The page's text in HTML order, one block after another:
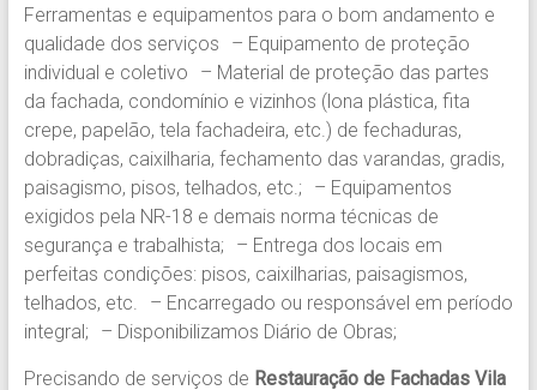
Ferramentas e equipamentos para o bom andamento e
qualidade dos serviços – Equipamento de proteção
individual e coletivo – Material de proteção das partes
da fachada, condomínio e vizinhos (lona plástica, fita
crepe, papelão, tela fachadeira, etc.) de fechaduras,
dobradiças, caixilharia, fechamento das varandas, gradis,
paisagismo, pisos, telhados, etc.; – Equipamentos
exigidos pela NR-18 e demais norma técnicas de
segurança e trabalhista; – Entrega dos locais em
perfeitas condições: pisos, caixilharias, paisagismos,
telhados, etc. – Encarregado ou responsável em período
integral; – Disponibilizamos Diário de Obras;
Precisando de serviços de Restauração de Fachadas Vila